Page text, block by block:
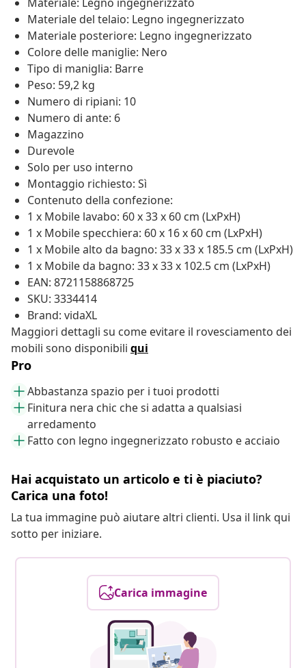
Materiale del telaio: Legno ingegnerizzato
Materiale posteriore: Legno ingegnerizzato
Colore delle maniglie: Nero
Tipo di maniglia: Barre
Peso: 59,2 kg
Numero di ripiani: 10
Numero di ante: 6
Magazzino
Durevole
Solo per uso interno
Montaggio richiesto: Sì
Contenuto della confezione:
1 x Mobile lavabo: 60 x 33 x 60 cm (LxPxH)
1 x Mobile specchiera: 60 x 16 x 60 cm (LxPxH)
1 x Mobile alto da bagno: 33 x 33 x 185.5 cm (LxPxH)
1 x Mobile da bagno: 33 x 33 x 102.5 cm (LxPxH)
EAN: 8721158868725
SKU: 3334414
Brand: vidaXL
Maggiori dettagli su come evitare il rovesciamento dei
mobili sono disponibili qui
Pro
Abbastanza spazio per i tuoi prodotti
Finitura nera chic che si adatta a qualsiasi
arredamento
Fatto con legno ingegnerizzato robusto e acciaio
Hai acquistato un articolo e ti è piaciuto?
Carica una foto!
La tua immagine può aiutare altri clienti. Usa il link qui
sotto per iniziare.
Carica immagine